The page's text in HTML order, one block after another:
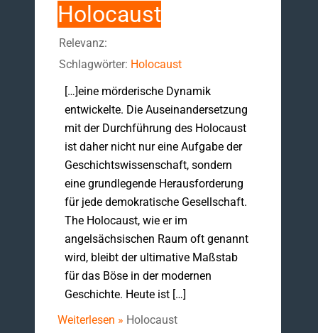
Holocaust
Relevanz:
Schlagwörter: Holocaust
[…]eine mörderische Dynamik
entwickelte. Die Auseinandersetzung
mit der Durchführung des Holocaust
ist daher nicht nur eine Aufgabe der
Geschichtswissenschaft, sondern
eine grundlegende Herausforderung
für jede demokratische Gesellschaft.
The Holocaust, wie er im
angelsächsischen Raum oft genannt
wird, bleibt der ultimative Maßstab
für das Böse in der modernen
Geschichte. Heute ist […]
Weiterlesen » Holocaust